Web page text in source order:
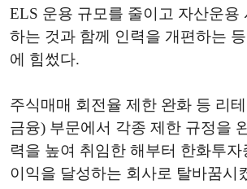
ELS 운용 규모를 줄이고 자산운용
하는 것과 함께 인력을 개편하는
에 힘썼다.
주식매매 회전율 제한 완화 등 리테
금융) 부문에서 각종 제한 규정을
력을 높여 취임한 해부터 한화투
이익을 달성하는 회사로 탈바꿈시